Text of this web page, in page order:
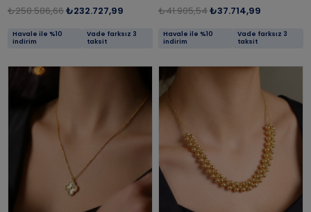
₺258.586,66₺232.727,99
Havale ile %10
indirim
Vade farksız 3
taksit
₺41.905,54₺37.714,99
Havale ile %10
indirim
Vade farksız 3
taksit